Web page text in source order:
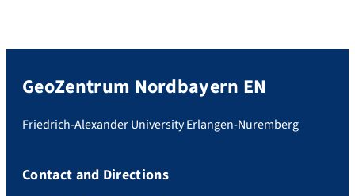
GeoZentrum Nordbayern EN
Friedrich-Alexander University Erlangen-Nuremberg
Contact and Directions